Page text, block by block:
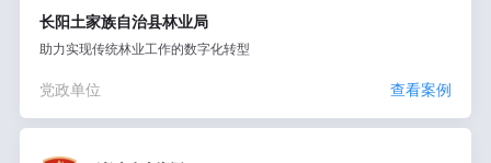
长阳土家族自治县林业局
助力实现传统林业工作的数字化转型
党政单位 查看案例